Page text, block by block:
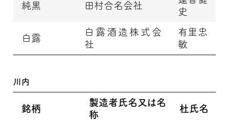
純黒 田村合名会社
史
白露
白露酒造株式会
社
有里忠
敏
川内
銘柄
製造者氏名又は名
称
杜氏名